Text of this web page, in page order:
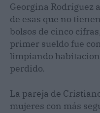
Georgina Rodríguez
de esas que no
bolsos de cinco
primer sueldo fue
limpiando
perdido.
La pareja de
mujeres con más